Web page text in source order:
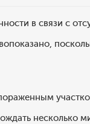
в связи с
несколько